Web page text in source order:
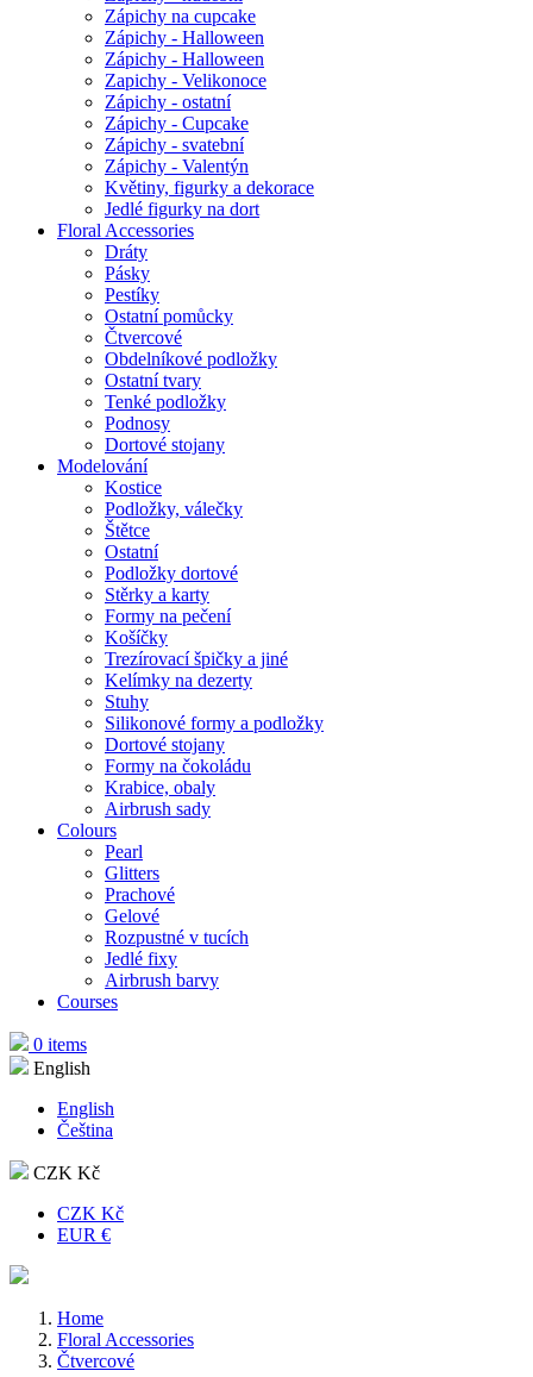
Zápichy na cupcake
Zápichy - Halloween
Zápichy - Halloween
Zapichy - Velikonoce
Zápichy - ostatní
Zápichy - Cupcake
Zápichy - svatební
Zápichy - Valentýn
Květiny, figurky a dekorace
Jedlé figurky na dort
Floral Accessories
Dráty
Pásky
Pestíky
Ostatní pomůcky
Čtvercové
Obdelníkové podložky
Ostatní tvary
Tenké podložky
Podnosy
Dortové stojany
Modelování
Kostice
Podložky, válečky
Štětce
Ostatní
Podložky dortové
Stěrky a karty
Formy na pečení
Košíčky
Trezírovací špičky a jiné
Kelímky na dezerty
Stuhy
Silikonové formy a podložky
Dortové stojany
Formy na čokoládu
Krabice, obaly
Airbrush sady
Colours
Pearl
Glitters
Prachové
Gelové
Rozpustné v tucích
Jedlé fixy
Airbrush barvy
Courses
0 items
English
English
Čeština
CZK Kč
CZK Kč
EUR €
Home
Floral Accessories
Čtvercové